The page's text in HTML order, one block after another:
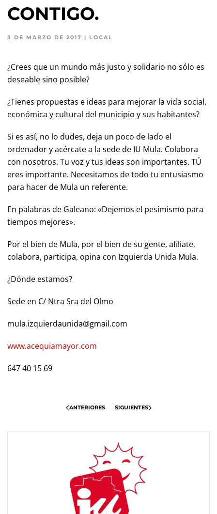
CONTIGO.
3 DE MARZO DE 2017 | LOCAL
¿Crees que un mundo más justo y solidario no sólo es
deseable sino posible?
¿Tienes propuestas e ideas para mejorar la vida social,
económica y cultural del municipio y sus habitantes?
Si es así, no lo dudes, deja un poco de lado el
ordenador y acércate a la sede de IU Mula. Colabora
con nosotros. Tu voz y tus ideas son importantes. TÚ
eres importante. Necesitamos de todo tu entusiasmo
para hacer de Mula un referente.
En palabras de Galeano: «Dejemos el pesimismo para
tiempos mejores».
Por el bien de Mula, por el bien de su gente, afíliate,
colabora, participa, opina con Izquierda Unida Mula.
¿Dónde estamos?
Sede en C/ Ntra Sra del Olmo
mula.izquierdaunida@gmail.com
www.acequiamayor.com
647 40 15 69
ANTERIORES SIGUIENTES